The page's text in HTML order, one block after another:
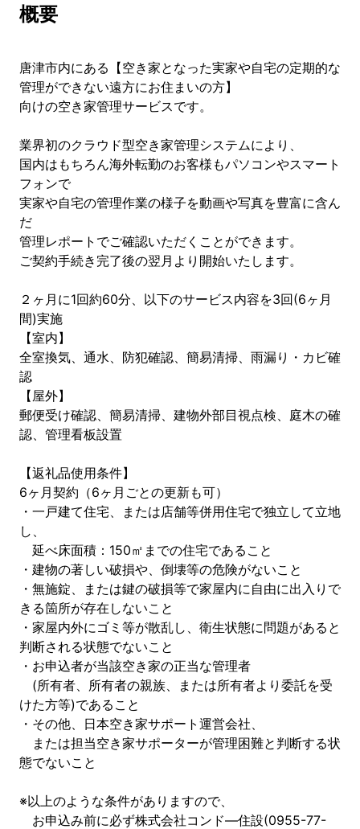
概要
唐津市内にある【空き家となった実家や自宅の定期的な
管理ができない遠方にお住まいの方】
向けの空き家管理サービスです。
業界初のクラウド型空き家管理システムにより、
国内はもちろん海外転勤のお客様もパソコンやスマート
フォンで
実家や自宅の管理作業の様子を動画や写真を豊富に含ん
だ
管理レポートでご確認いただくことができます。
ご契約手続き完了後の翌月より開始いたします。
２ヶ月に1回約60分、以下のサービス内容を3回(6ヶ月
間)実施
【室内】
全室換気、通水、防犯確認、簡易清掃、雨漏り・カビ確
認
【屋外】
郵便受け確認、簡易清掃、建物外部目視点検、庭木の確
認、管理看板設置
【返礼品使用条件】
6ヶ月契約（6ヶ月ごとの更新も可）
・一戸建て住宅、または店舗等併用住宅で独立して立地
し、
延べ床面積：150㎡までの住宅であること
・建物の著しい破損や、倒壊等の危険がないこと
・無施錠、または鍵の破損等で家屋内に自由に出入りで
きる箇所が存在しないこと
・家屋内外にゴミ等が散乱し、衛生状態に問題があると
判断される状態でないこと
・お申込者が当該空き家の正当な管理者
(所有者、所有者の親族、または所有者より委託を受
けた方等)であること
・その他、日本空き家サポート運営会社、
または担当空き家サポーターが管理困難と判断する状
態でないこと
※以上のような条件がありますので、
お申込み前に必ず株式会社コンド―住設(0955-77-